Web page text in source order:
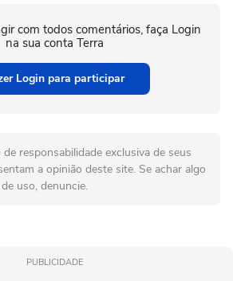
com todos comentários, faça Login
na sua conta Terra
Login para participar
responsabilidade exclusiva de seus
a opinião deste site. Se achar algo
uso, denuncie.
PUBLICIDADE